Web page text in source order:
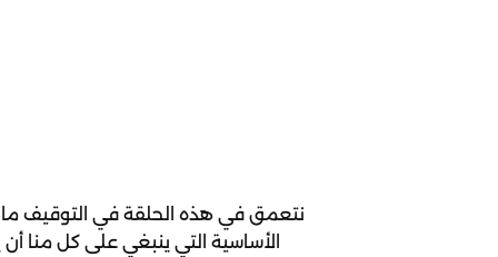
نتعمق في هذه الحلقة في التوقيف
الأساسية التي ينبغي على كل منا